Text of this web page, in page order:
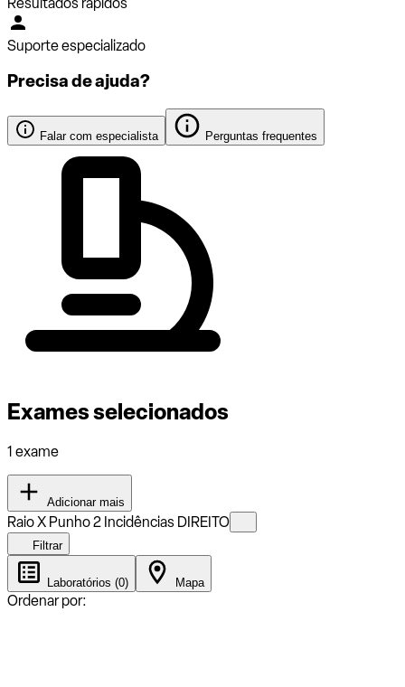
Suporte especializado
Precisa de ajuda?
Falar com especialista Perguntas frequentes
Exames selecionados
1 exame
Adicionar mais
Raio X Punho 2 Incidências DIREITO
Filtrar
Laboratórios (0) Mapa
Ordenar por: